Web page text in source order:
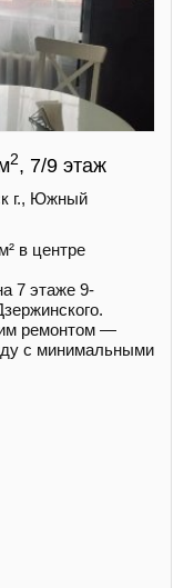
2, 7/9 этаж
г., Южный
в центре
7 этаже 9-
ремонтом —
с минимальными